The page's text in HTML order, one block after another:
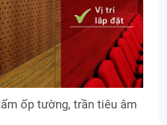
ốp tường, trần tiêu âm